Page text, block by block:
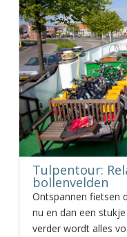
Tulpentour:
bollenvelden
Ontspannen fietsen
nu en dan een
verder wordt alles